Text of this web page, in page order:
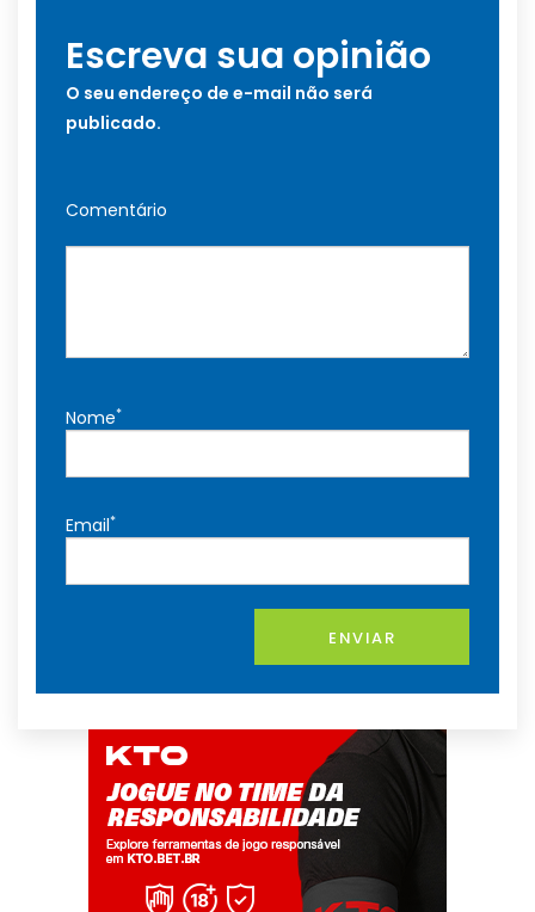
Escreva sua opinião
O seu endereço de e-mail não será
publicado.
Comentário
Nome*
Email*
ENVIAR